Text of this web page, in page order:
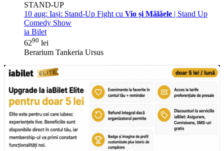
STAND-UP
10 aug: Iași: Stand-Up Fight cu Vio și Mălăele | Stand Up
Comedy Show
ia Bilet
6290 lei
Berarium Tankeria Ursus